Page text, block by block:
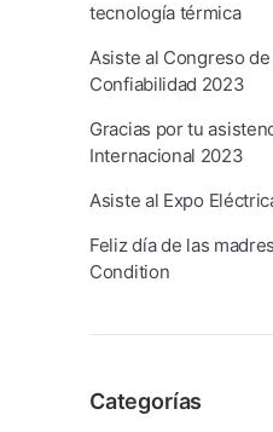
tecnología térmica
Asiste al Congreso
Confiabilidad 2023
Gracias por tu
Internacional 2023
Asiste al Expo
Feliz día de las
Condition
Categorías